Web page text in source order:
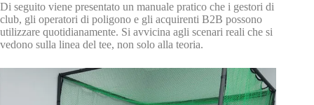
Di seguito viene presentato un manuale pratico che i gestori di
club, gli operatori di poligono e gli acquirenti B2B possono
utilizzare quotidianamente. Si avvicina agli scenari reali che si
vedono sulla linea del tee, non solo alla teoria.